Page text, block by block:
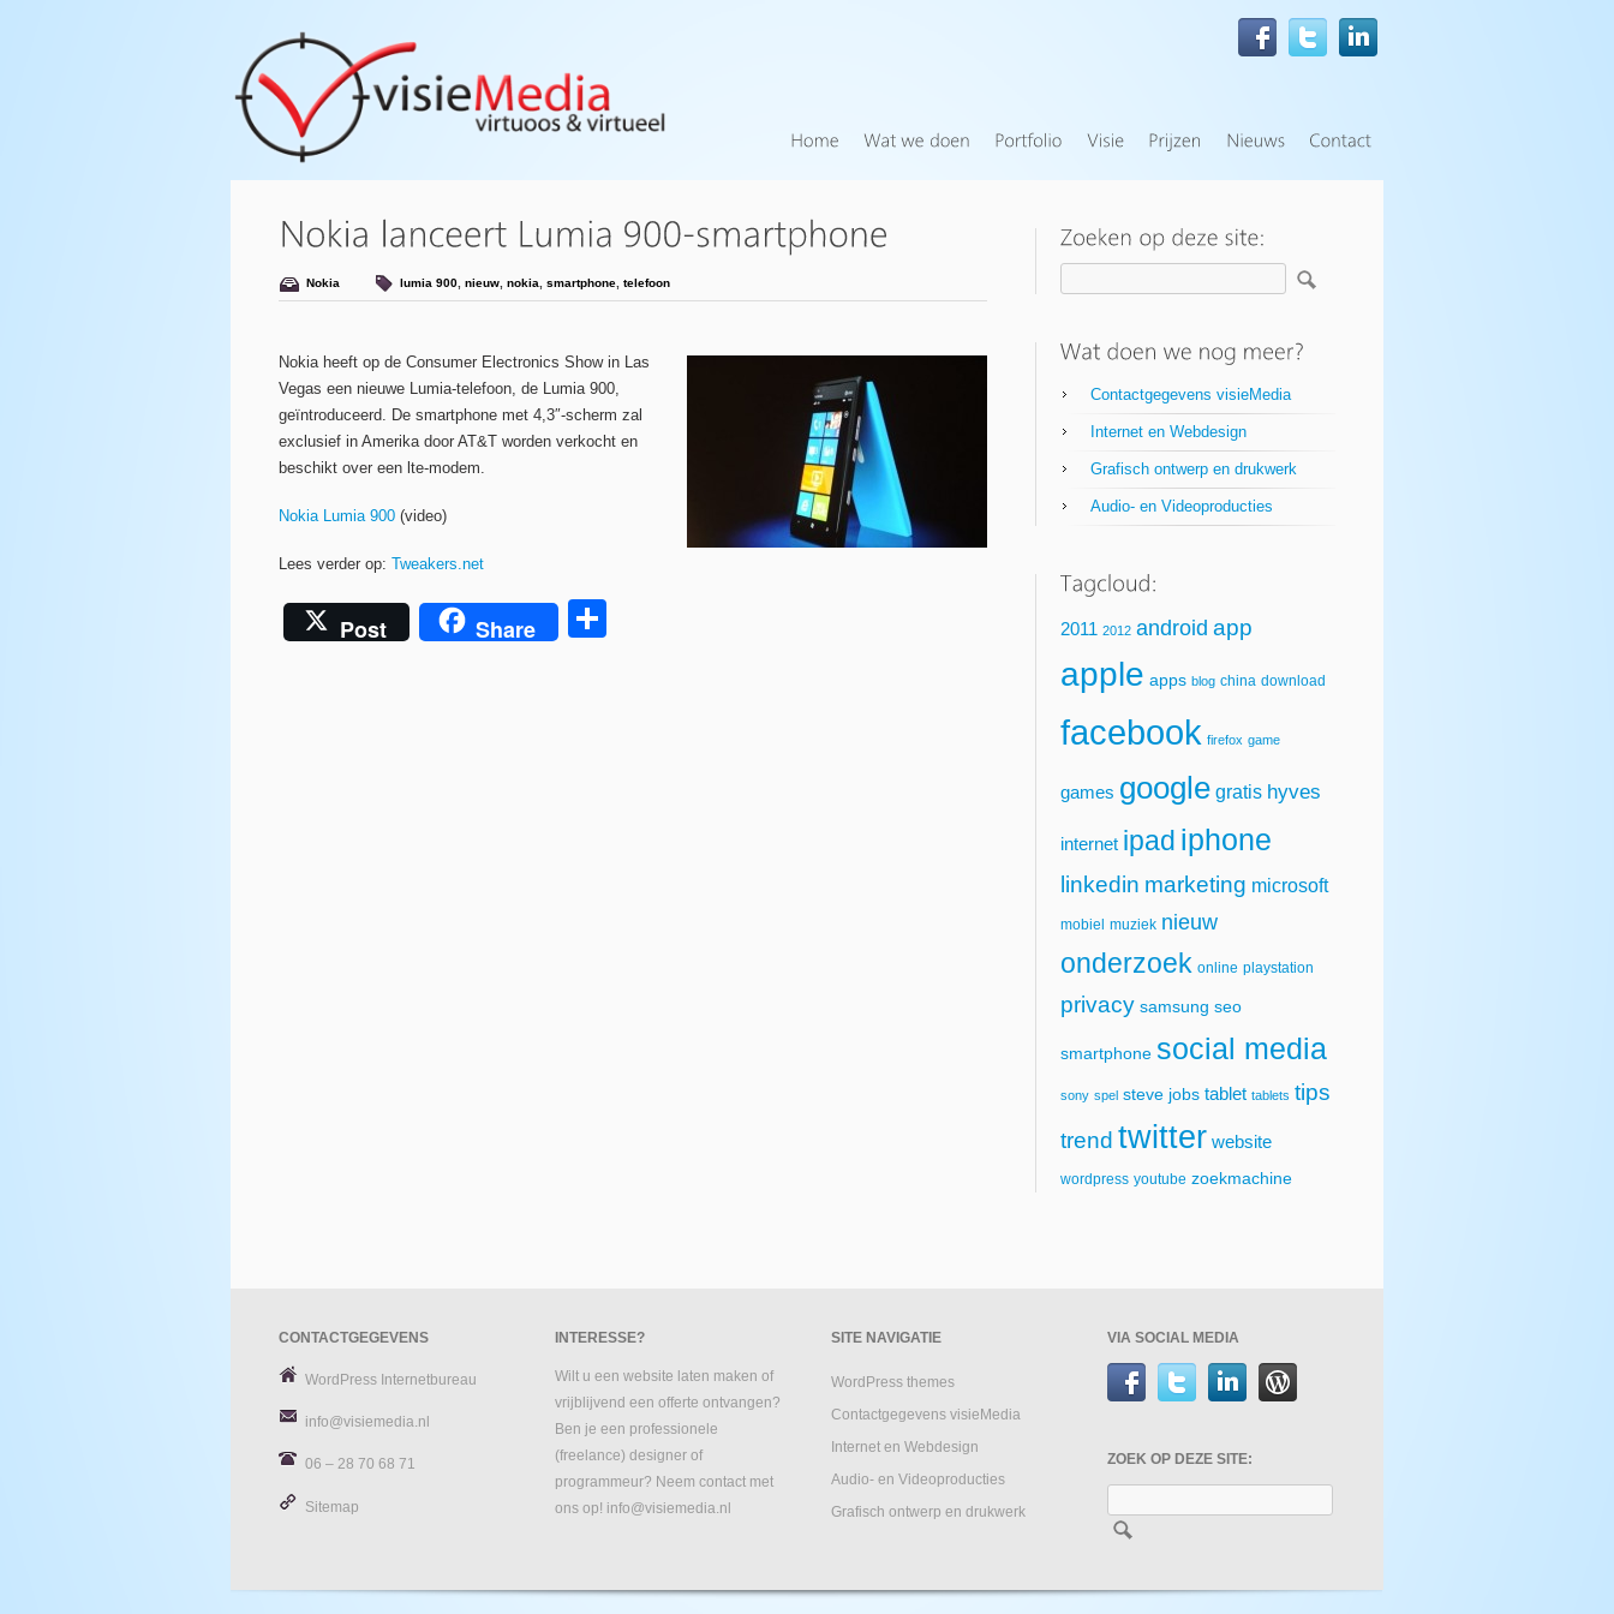
Nokia lumia 900 nieuw nokia smartphone telefoon
Nokia heeft op de Consumer Electronics Show in Las
Vegas een nieuwe Lumia-telefoon, de Lumia 900,
geïntroduceerd. De smartphone met 4,3″-scherm zal
exclusief in Amerika door AT&T worden verkocht en
beschikt over een lte-modem.
Nokia Lumia 900 (video)
Lees verder op: Tweakers.net
Post Share
Contactgegevens visieMedia
Internet en Webdesign
Grafisch ontwerp en drukwerk
Audio- en Videoproducties
2011 2012 android app
apple apps blog china download
facebook firefox game
games google gratis hyves
internet ipad iphone
linkedin marketing microsoft
mobiel muziek nieuw
onderzoek online playstation
privacy samsung seo
smartphone social media
sony spel steve jobs tablet tablets tips
trend twitter website
wordpress youtube zoekmachine
CONTACTGEGEVENS
WordPress Internetbureau
info@visiemedia.nl
06 – 28 70 68 71
Sitemap
INTERESSE?
Wilt u een website laten maken of
vrijblijvend een offerte ontvangen?
Ben je een professionele
(freelance) designer of
programmeur? Neem contact met
ons op! info@visiemedia.nl
SITE NAVIGATIE
WordPress themes
Contactgegevens visieMedia
Internet en Webdesign
Audio- en Videoproducties
Grafisch ontwerp en drukwerk
VIA SOCIAL MEDIA
ZOEK OP DEZE SITE: